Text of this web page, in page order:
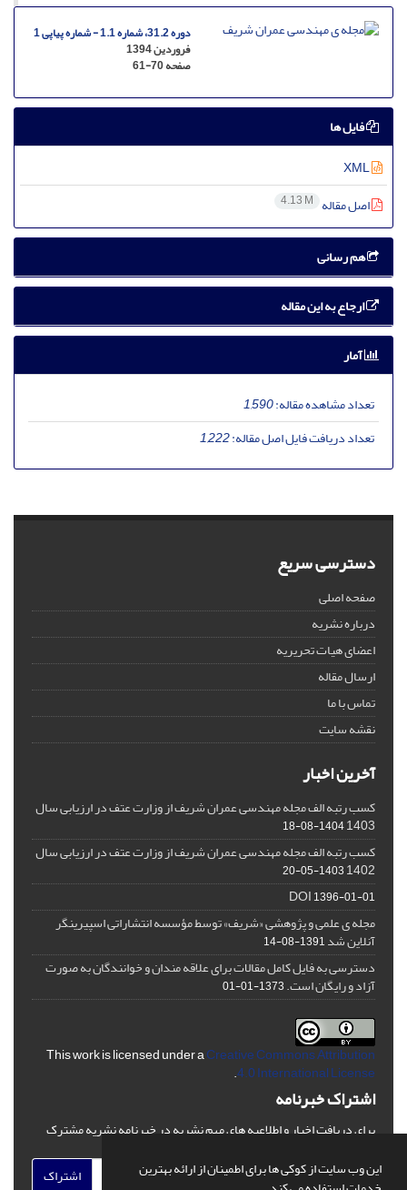
این وب سایت از کوکی ها برای اطمینان از ارائه بهترین
دوره 31.2، شماره 1.1 - شماره پیاپی 1
فروردین 1394
صفحه61-70
فایل ها
اصل مقاله 4.13 M
هم رسانی
ارجاع به این مقاله
آمار
تعداد مشاهده مقاله:1,590
تعداد دریافت فایل اصل مقاله:1,222
دسترسی سریع
صفحه اصلی
درباره نشریه
اعضای هیات تحریریه
ارسال مقاله
تماس با ما
نقشه سایت
آخرین اخبار
کسب رتبه الف مجله مهندسی عمران شریف از وزارت عتف در ارزیابی سال
1403
1404-08-18
کسب رتبه الف مجله مهندسی عمران شریف از وزارت عتف در ارزیابی سال
1402
1403-05-20
DOI1396-01-01
مجله ی علمی و پژوهشی «شریف» توسط مؤسسه انتشاراتی اسپیرینگر
آنلاین شد1391-08-14
دسترسی به فایل کامل مقالات برای علاقه مندان و خوانندگان به صورت
آزاد و رایگان است.1373-01-01
This work is licensed under aCreative Commons Attribution
4.0 International License
.
اشتراک خبرنامه
برای دریافت اخبار و اطلاعیه های مهم نشریه در خبرنامه نشریه مشترک
اشتراک